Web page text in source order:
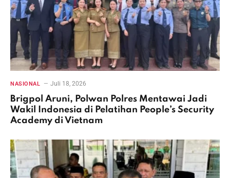
NASIONAL Juli 18, 2026
Brigpol Aruni, Polwan Polres Mentawai Jadi
Wakil Indonesia di Pelatihan People’s Security
Academy di Vietnam